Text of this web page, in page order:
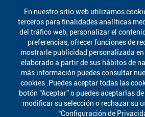
En nuestro sitio web utilizamos
terceros para finalidades analíticas
del tráfico web, personalizar el
preferencias, ofrecer funciones de
mostrarle publicidad personalizada en
elaborado a partir de sus hábitos de
más información puedes consultar
cookies .Puedes aceptar todas las
botón “Aceptar” o puedes aceptarlas
modificar su selección o rechazar su
“Configuración de